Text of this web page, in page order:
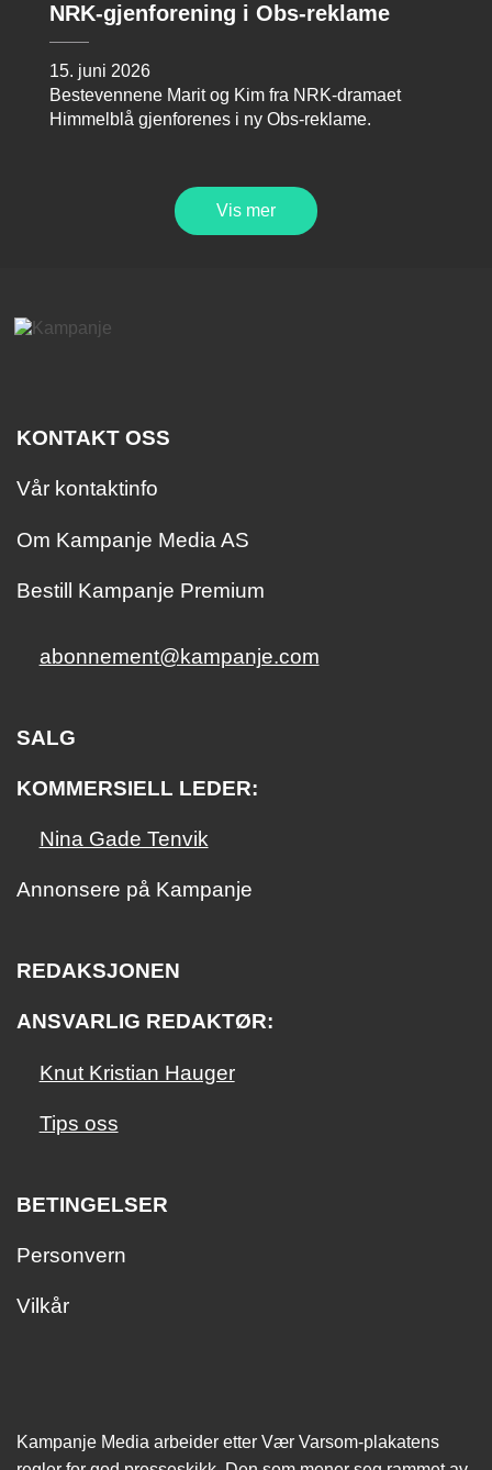
NRK-gjenforening i Obs-reklame
15. juni 2026
Bestevennene Marit og Kim fra NRK-dramaet
Himmelblå gjenforenes i ny Obs-reklame.
Vis mer
KONTAKT OSS
Vår kontaktinfo
Om Kampanje Media AS
Bestill Kampanje Premium
abonnement@kampanje.com
SALG
KOMMERSIELL LEDER:
Nina Gade Tenvik
Annonsere på Kampanje
REDAKSJONEN
ANSVARLIG REDAKTØR:
Knut Kristian Hauger
Tips oss
BETINGELSER
Personvern
Vilkår
Kampanje Media arbeider etter Vær Varsom-plakatens